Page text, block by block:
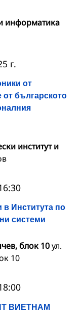
информатика
от
българското
г.
институт и
в Института по
системи
блок 10ул.
10
ВИЕТНАМ